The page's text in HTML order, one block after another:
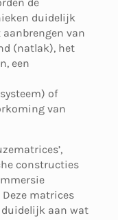
duidelijk
van
(natlak), het
een
of
van
constructies
matrices
duidelijk aan wat